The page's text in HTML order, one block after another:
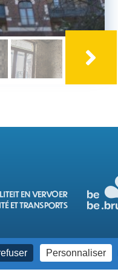
Personnaliser